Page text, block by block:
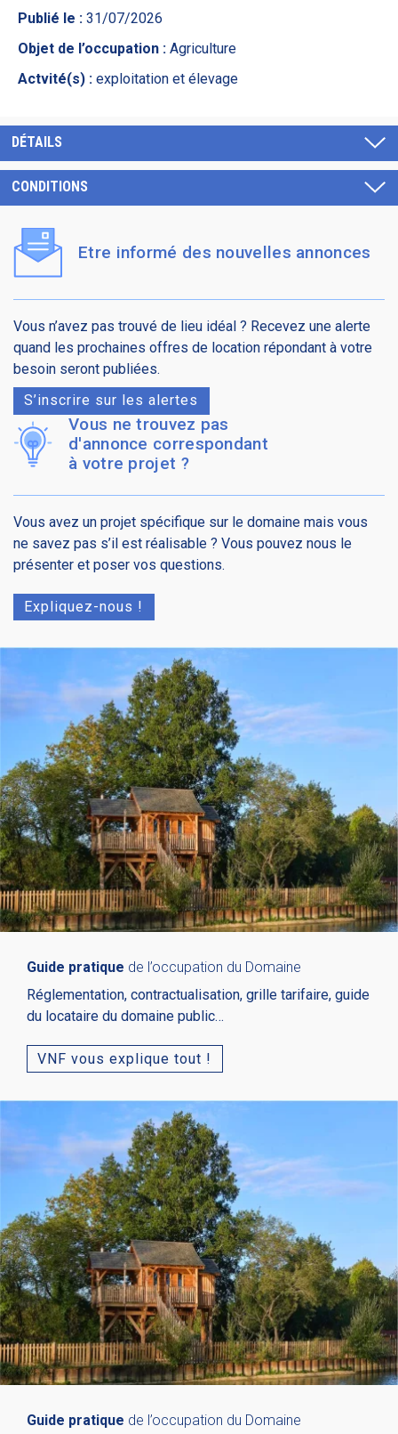
Publié le : 31/07/2026
Objet de l’occupation : Agriculture
Actvité(s) : exploitation et élevage
DÉTAILS
CONDITIONS
Etre informé des nouvelles annonces
Vous n’avez pas trouvé de lieu idéal ? Recevez une alerte
quand les prochaines offres de location répondant à votre
besoin seront publiées.
S’inscrire sur les alertes
Vous ne trouvez pas
d'annonce correspondant
à votre projet ?
Vous avez un projet spécifique sur le domaine mais vous
ne savez pas s’il est réalisable ? Vous pouvez nous le
présenter et poser vos questions.
Expliquez-nous !
Guide pratique de l’occupation du Domaine
Réglementation, contractualisation, grille tarifaire, guide
du locataire du domaine public…
VNF vous explique tout !
Guide pratique de l’occupation du Domaine